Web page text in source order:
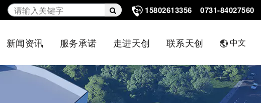
15802613356 0731-84027560
新闻资讯 服务承诺 走进天创 联系天创 中文